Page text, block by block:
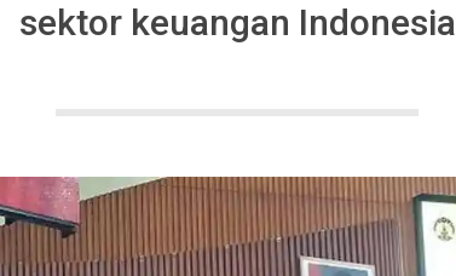
sektor keuangan Indonesia